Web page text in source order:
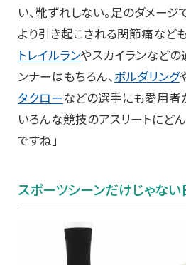
い、靴ずれしない。足のダメー
より引き起こされる関節痛など
トレイルランやスカイランなど
ンナーはもちろん、ボルダリング
タクローなどの選手にも愛用者
いろんな競技のアスリートにど
ですね」
スポーツシーンだけじゃな